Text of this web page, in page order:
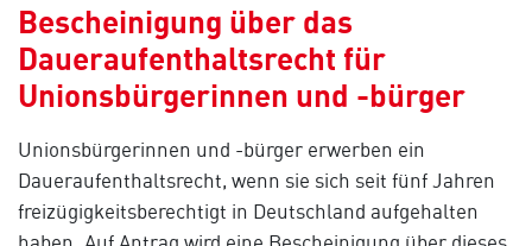
Bescheinigung über das
Daueraufenthaltsrecht für
Unionsbürgerinnen und -bürger
Unionsbürgerinnen und -bürger erwerben ein
Daueraufenthaltsrecht, wenn sie sich seit fünf Jahren
freizügigkeitsberechtigt in Deutschland aufgehalten